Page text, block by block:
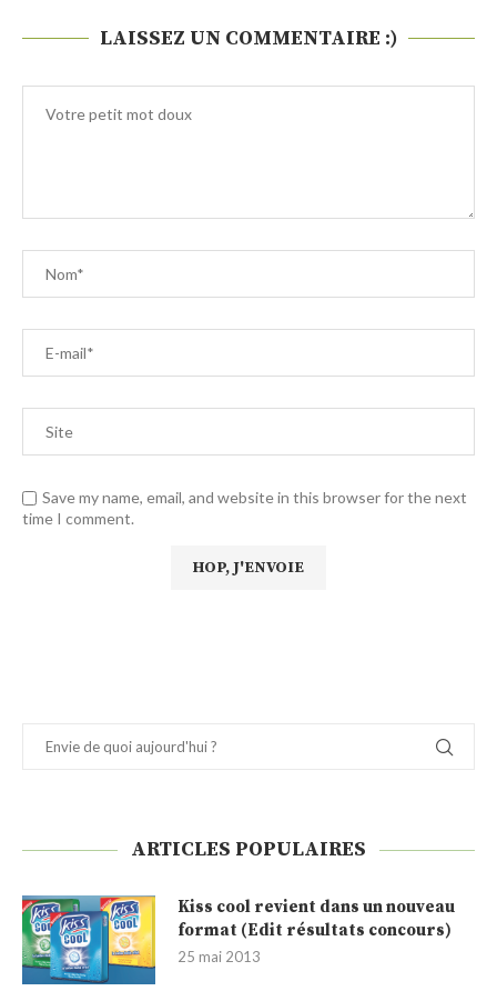
LAISSEZ UN COMMENTAIRE :)
Save my name, email, and website in this browser for the next
time I comment.
ARTICLES POPULAIRES
Kiss cool revient dans un nouveau
format (Edit résultats concours)
25 mai 2013